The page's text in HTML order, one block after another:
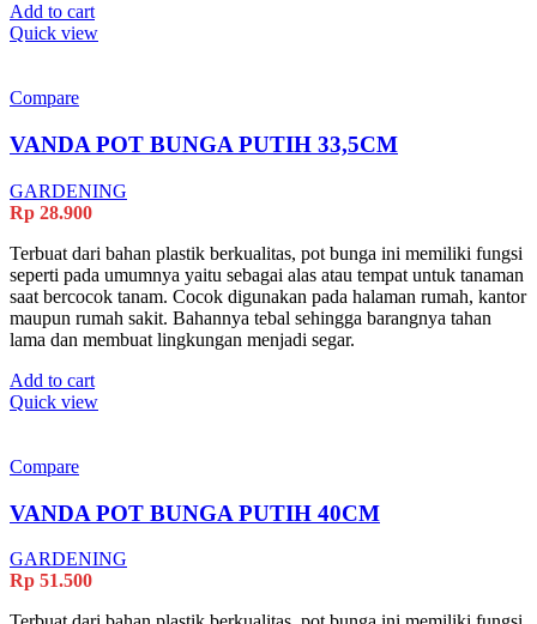
Add to cart
Quick view
Compare
VANDA POT BUNGA PUTIH 33,5CM
GARDENING
Rp 28.900
Terbuat dari bahan plastik berkualitas, pot bunga ini memiliki fungsi
seperti pada umumnya yaitu sebagai alas atau tempat untuk tanaman
saat bercocok tanam. Cocok digunakan pada halaman rumah, kantor
maupun rumah sakit. Bahannya tebal sehingga barangnya tahan
lama dan membuat lingkungan menjadi segar.
Add to cart
Quick view
Compare
VANDA POT BUNGA PUTIH 40CM
GARDENING
Rp 51.500